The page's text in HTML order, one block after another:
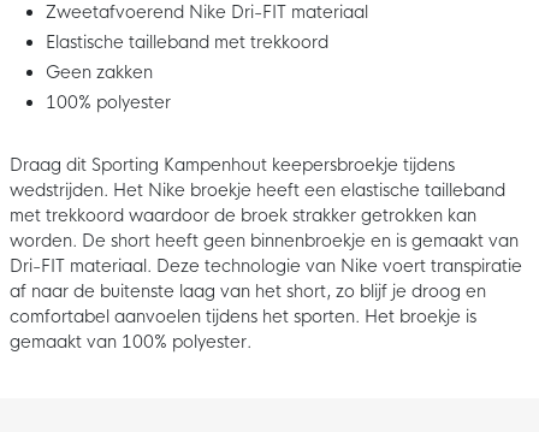
Zweetafvoerend Nike Dri-FIT materiaal
Elastische tailleband met trekkoord
Geen zakken
100% polyester
Draag dit Sporting Kampenhout keepersbroekje tijdens
wedstrijden. Het Nike broekje heeft een elastische tailleband
met trekkoord waardoor de broek strakker getrokken kan
worden. De short heeft geen binnenbroekje en is gemaakt van
Dri-FIT materiaal. Deze technologie van Nike voert transpiratie
af naar de buitenste laag van het short, zo blijf je droog en
comfortabel aanvoelen tijdens het sporten. Het broekje is
gemaakt van 100% polyester.